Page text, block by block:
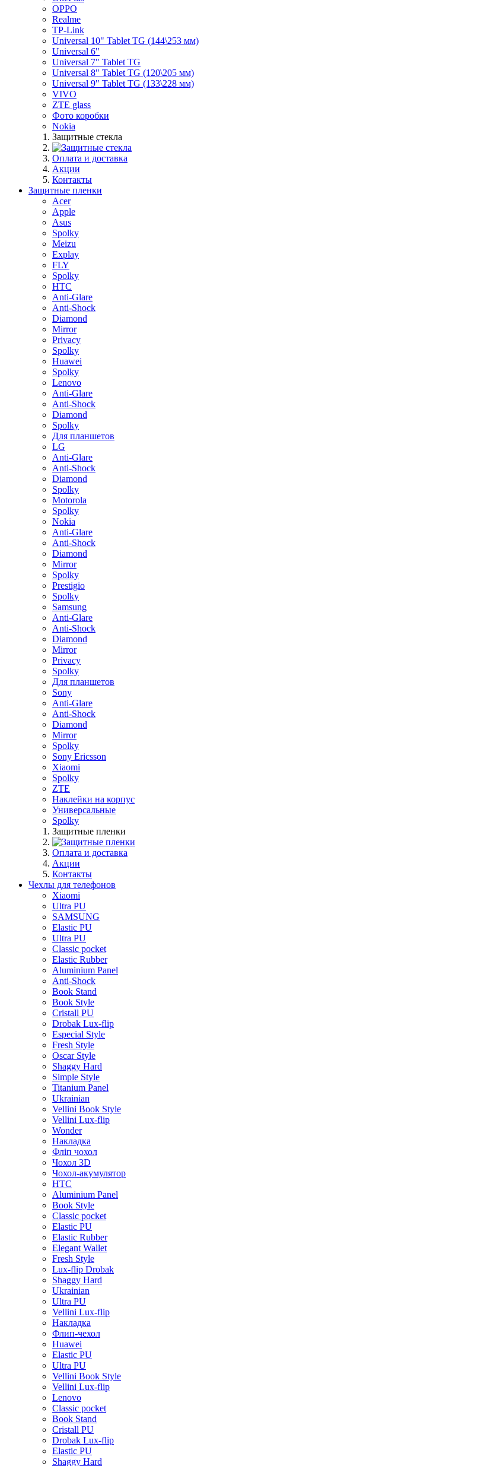
OPPO
Realme
TP-Link
Universal 10" Tablet TG (144\253 мм)
Universal 6"
Universal 7" Tablet TG
Universal 8" Tablet TG (120\205 мм)
Universal 9" Tablet TG (133\228 мм)
VIVO
ZTE glass
Фото коробки
Nokia
Защитные стекла
Оплата и доставка
Акции
Контакты
Защитные пленки
Acer
Apple
Asus
Spolky
Meizu
Explay
FLY
Spolky
HTC
Anti-Glare
Anti-Shock
Diamond
Mirror
Privacy
Spolky
Huawei
Spolky
Lenovo
Anti-Glare
Anti-Shock
Diamond
Spolky
Для планшетов
LG
Anti-Glare
Anti-Shock
Diamond
Spolky
Motorola
Spolky
Nokia
Anti-Glare
Anti-Shock
Diamond
Mirror
Spolky
Prestigio
Spolky
Samsung
Anti-Glare
Anti-Shock
Diamond
Mirror
Privacy
Spolky
Для планшетов
Sony
Anti-Glare
Anti-Shock
Diamond
Mirror
Spolky
Sony Ericsson
Xiaomi
Spolky
ZTE
Наклейки на корпус
Универсальные
Spolky
Защитные пленки
Оплата и доставка
Акции
Контакты
Чехлы для телефонов
Xiaomi
Ultra PU
SAMSUNG
Elastic PU
Ultra PU
Classic pocket
Elastic Rubber
Aluminium Panel
Anti-Shock
Book Stand
Book Style
Cristall PU
Drobak Lux-flip
Especial Style
Fresh Style
Oscar Style
Shaggy Hard
Simple Style
Titanium Panel
Ukrainian
Vellini Book Style
Vellini Lux-flip
Wonder
Накладка
Фліп чохол
Чохол 3D
Чохол-акумулятор
HTC
Aluminium Panel
Book Style
Classic pocket
Elastic PU
Elastic Rubber
Elegant Wallet
Fresh Style
Lux-flip Drobak
Shaggy Hard
Ukrainian
Ultra PU
Vellini Lux-flip
Накладка
Флип-чехол
Huawei
Elastic PU
Ultra PU
Vellini Book Style
Vellini Lux-flip
Lenovo
Classic pocket
Book Stand
Cristall PU
Drobak Lux-flip
Elastic PU
Shaggy Hard